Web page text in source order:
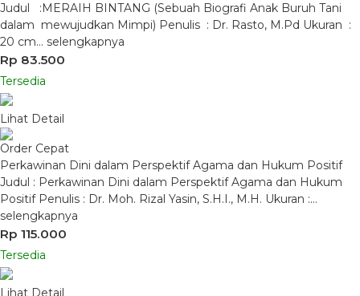
Judul :MERAIH BINTANG (Sebuah Biografi Anak Buruh Tani
dalam mewujudkan Mimpi) Penulis : Dr. Rasto, M.Pd Ukuran :
20 cm… selengkapnya
Rp 83.500
Tersedia
Lihat Detail
Order Cepat
Perkawinan Dini dalam Perspektif Agama dan Hukum Positif
Judul : Perkawinan Dini dalam Perspektif Agama dan Hukum
Positif Penulis : Dr. Moh. Rizal Yasin, S.H.I., M.H. Ukuran :…
selengkapnya
Rp 115.000
Tersedia
Lihat Detail